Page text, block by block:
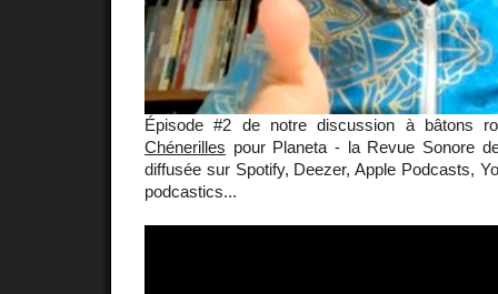
Épisode #2 de notre discussion à bâtons
Chénerilles pour Planeta - la Revue Sonore
diffusée sur Spotify, Deezer, Apple Podcasts,
podcastics...